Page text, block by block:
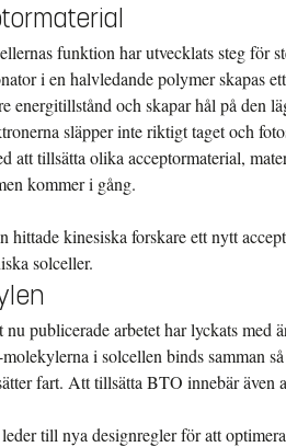
funktion har utvecklats steg för
i en halvledande polymer skapas
energitillstånd och skapar hål på den
släpper inte riktigt taget och
att tillsätta olika acceptormaterial,
kommer i gång.
hittade kinesiska forskare ett nytt
solceller.
nu publicerade arbetet har lyckats med
i solcellen binds samman
fart. Att tillsätta BTO innebär även
till nya designregler för att